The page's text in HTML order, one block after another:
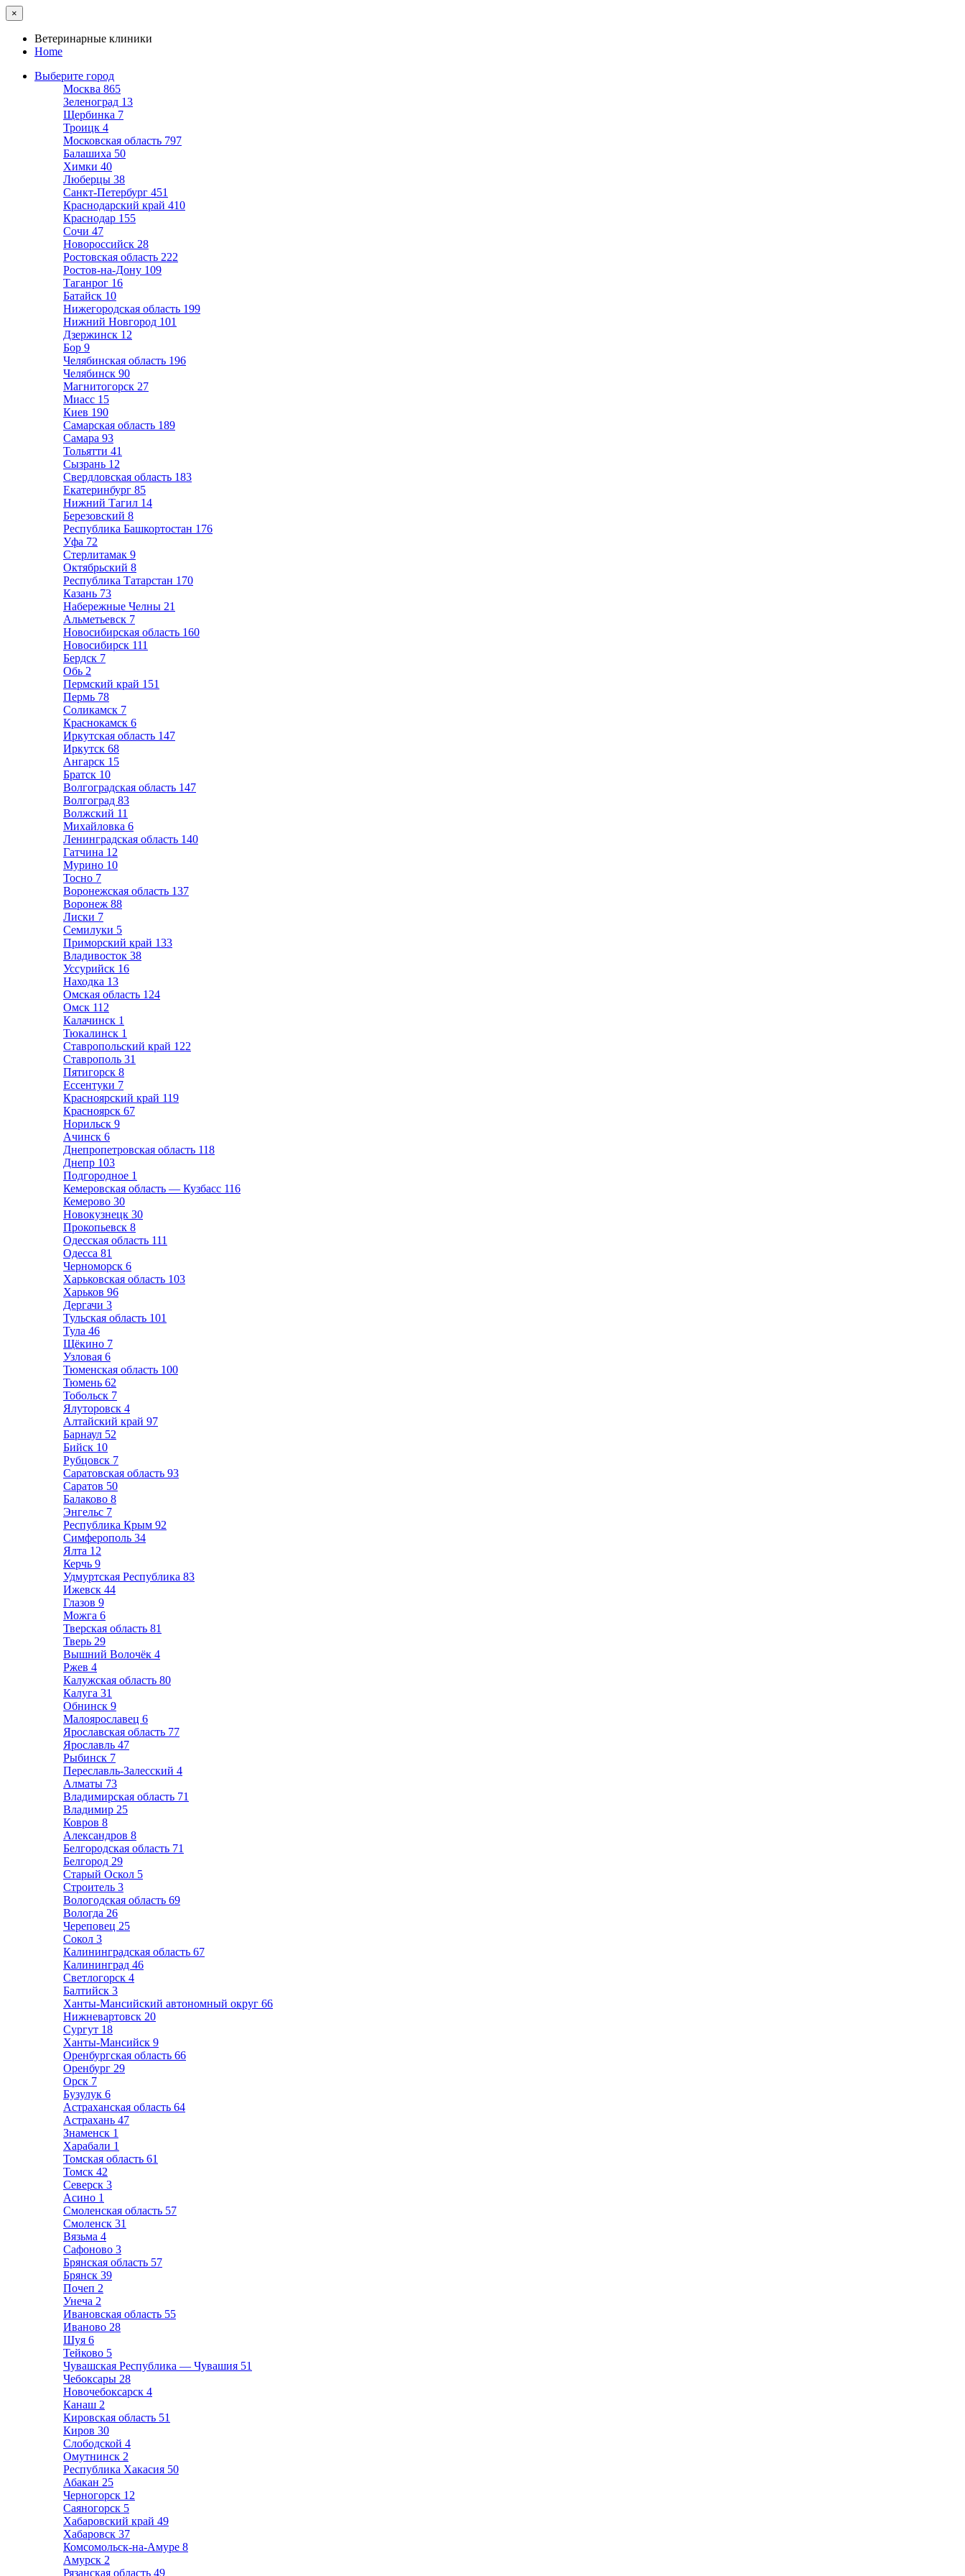
×
Ветеринарные клиники
Home
Выберите город
Москва 865
Зеленоград 13
Щербинка 7
Троицк 4
Московская область 797
Балашиха 50
Химки 40
Люберцы 38
Санкт-Петербург 451
Краснодарский край 410
Краснодар 155
Сочи 47
Новороссийск 28
Ростовская область 222
Ростов-на-Дону 109
Таганрог 16
Батайск 10
Нижегородская область 199
Нижний Новгород 101
Дзержинск 12
Бор 9
Челябинская область 196
Челябинск 90
Магнитогорск 27
Миасс 15
Киев 190
Самарская область 189
Самара 93
Тольятти 41
Сызрань 12
Свердловская область 183
Екатеринбург 85
Нижний Тагил 14
Березовский 8
Республика Башкортостан 176
Уфа 72
Стерлитамак 9
Октябрьский 8
Республика Татарстан 170
Казань 73
Набережные Челны 21
Альметьевск 7
Новосибирская область 160
Новосибирск 111
Бердск 7
Обь 2
Пермский край 151
Пермь 78
Соликамск 7
Краснокамск 6
Иркутская область 147
Иркутск 68
Ангарск 15
Братск 10
Волгоградская область 147
Волгоград 83
Волжский 11
Михайловка 6
Ленинградская область 140
Гатчина 12
Мурино 10
Тосно 7
Воронежская область 137
Воронеж 88
Лиски 7
Семилуки 5
Приморский край 133
Владивосток 38
Уссурийск 16
Находка 13
Омская область 124
Омск 112
Калачинск 1
Тюкалинск 1
Ставропольский край 122
Ставрополь 31
Пятигорск 8
Ессентуки 7
Красноярский край 119
Красноярск 67
Норильск 9
Ачинск 6
Днепропетровская область 118
Днепр 103
Подгородное 1
Кемеровская область — Кузбасс 116
Кемерово 30
Новокузнецк 30
Прокопьевск 8
Одесская область 111
Одесса 81
Черноморск 6
Харьковская область 103
Харьков 96
Дергачи 3
Тульская область 101
Тула 46
Щёкино 7
Узловая 6
Тюменская область 100
Тюмень 62
Тобольск 7
Ялуторовск 4
Алтайский край 97
Барнаул 52
Бийск 10
Рубцовск 7
Саратовская область 93
Саратов 50
Балаково 8
Энгельс 7
Республика Крым 92
Симферополь 34
Ялта 12
Керчь 9
Удмуртская Республика 83
Ижевск 44
Глазов 9
Можга 6
Тверская область 81
Тверь 29
Вышний Волочёк 4
Ржев 4
Калужская область 80
Калуга 31
Обнинск 9
Малоярославец 6
Ярославская область 77
Ярославль 47
Рыбинск 7
Переславль-Залесский 4
Алматы 73
Владимирская область 71
Владимир 25
Ковров 8
Александров 8
Белгородская область 71
Белгород 29
Старый Оскол 5
Строитель 3
Вологодская область 69
Вологда 26
Череповец 25
Сокол 3
Калининградская область 67
Калининград 46
Светлогорск 4
Балтийск 3
Ханты-Мансийский автономный округ 66
Нижневартовск 20
Сургут 18
Ханты-Мансийск 9
Оренбургская область 66
Оренбург 29
Орск 7
Бузулук 6
Астраханская область 64
Астрахань 47
Знаменск 1
Харабали 1
Томская область 61
Томск 42
Северск 3
Асино 1
Смоленская область 57
Смоленск 31
Вязьма 4
Сафоново 3
Брянская область 57
Брянск 39
Почеп 2
Унеча 2
Ивановская область 55
Иваново 28
Шуя 6
Тейково 5
Чувашская Республика — Чувашия 51
Чебоксары 28
Новочебоксарск 4
Канаш 2
Кировская область 51
Киров 30
Слободской 4
Омутнинск 2
Республика Хакасия 50
Абакан 25
Черногорск 12
Саяногорск 5
Хабаровский край 49
Хабаровск 37
Комсомольск-на-Амуре 8
Амурск 2
Рязанская область 49